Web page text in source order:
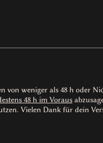
von weniger als 48 h oder
48 h im Voraus
Vielen Dank für dein